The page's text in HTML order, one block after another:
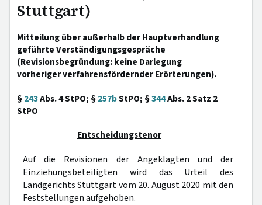
Stuttgart)
Mitteilung über außerhalb der Hauptverhandlung
geführte Verständigungsgespräche
(Revisionsbegründung: keine Darlegung
vorheriger verfahrensfördernder Erörterungen).
§243Abs. 4 StPO; §257bStPO; §344Abs. 2 Satz 2
StPO
Entscheidungstenor
Auf die Revisionen der Angeklagten und der
Einziehungsbeteiligten wird das Urteil des
Landgerichts Stuttgart vom 20. August 2020 mit den
Feststellungen aufgehoben.